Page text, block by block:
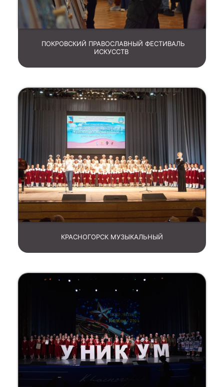
ПОКРОВСКИЙ ПРАВОСЛАВНЫЙ ФЕСТИВАЛЬ
ИСКУССТВ
КРАСНОГОРСК МУЗЫКАЛЬНЫЙ